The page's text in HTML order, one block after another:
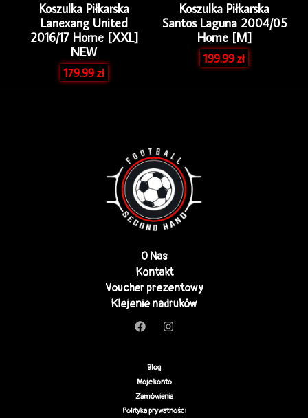
Koszulka Piłkarska
Lanexang United
2016/17 Home [XXL]
NEW
179.99zł
Koszulka Piłkarska
Santos Laguna 2004/05
Home [M]
199.99zł
O Nas
Kontakt
Voucher prezentowy
Klejenie nadruków
Blog
Moje konto
Zamówienia
Polityka prywatności